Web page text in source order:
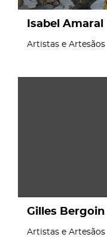
Isabel Amaral
Artistas e Artesãos
Gilles Bergoin
Artistas e Artesãos